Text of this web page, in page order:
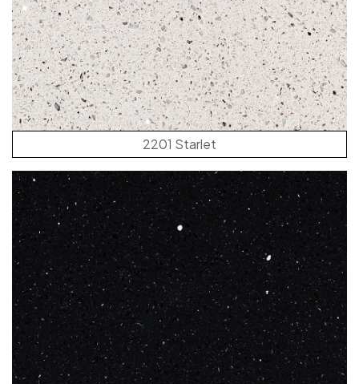
2201 Starlet